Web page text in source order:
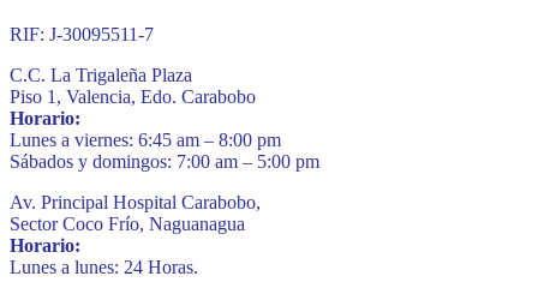
RIF: J-30095511-7
C.C. La Trigaleña Plaza
Piso 1, Valencia, Edo. Carabobo
Horario:
Lunes a viernes: 6:45 am – 8:00 pm
Sábados y domingos: 7:00 am – 5:00 pm
Av. Principal Hospital Carabobo,
Sector Coco Frío, Naguanagua
Horario:
Lunes a lunes: 24 Horas.